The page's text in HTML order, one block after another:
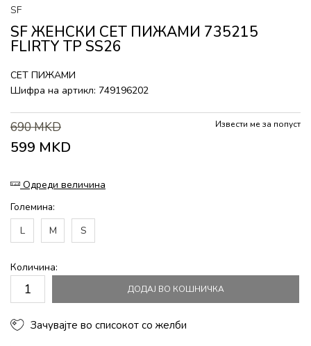
SF
SF ЖЕНСКИ СЕТ ПИЖАМИ 735215
FLIRTY TP SS26
СЕТ ПИЖАМИ
Шифра на артикл: 749196202
690MKD
599 MKD
Извести ме за попуст
Одреди величина
Големина:
L
M S
Количина:
ДОДАЈ ВО КОШНИЧКА
Зачувајте во списокот со желби